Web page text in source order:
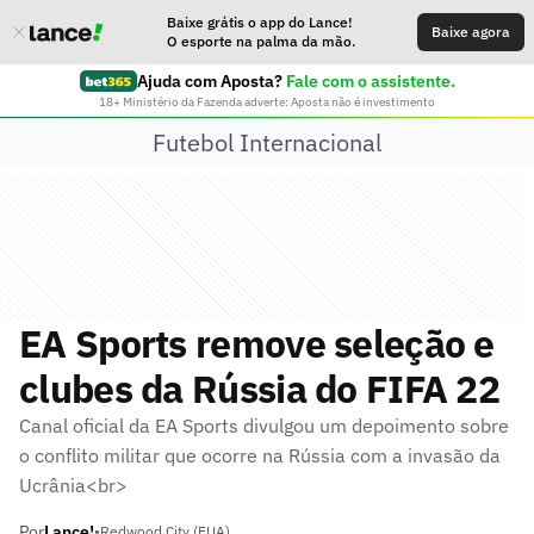
Baixe grátis o app do Lance!
O esporte na palma da mão.
Baixe agora
Ajuda com Aposta? Fale com o assistente.
18+ Ministério da Fazenda adverte: Aposta não é investimento
Futebol Internacional
EA Sports remove seleção e
clubes da Rússia do FIFA 22
Canal oficial da EA Sports divulgou um depoimento sobre
o conflito militar que ocorre na Rússia com a invasão da
Ucrânia<br>